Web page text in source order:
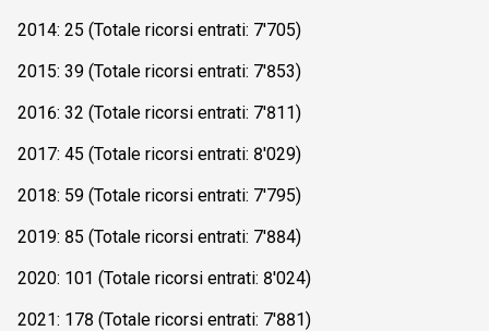
2014: 25 (Totale ricorsi entrati: 7'705)
2015: 39 (Totale ricorsi entrati: 7'853)
2016: 32 (Totale ricorsi entrati: 7'811)
2017: 45 (Totale ricorsi entrati: 8'029)
2018: 59 (Totale ricorsi entrati: 7'795)
2019: 85 (Totale ricorsi entrati: 7'884)
2020: 101 (Totale ricorsi entrati: 8'024)
2021: 178 (Totale ricorsi entrati: 7'881)